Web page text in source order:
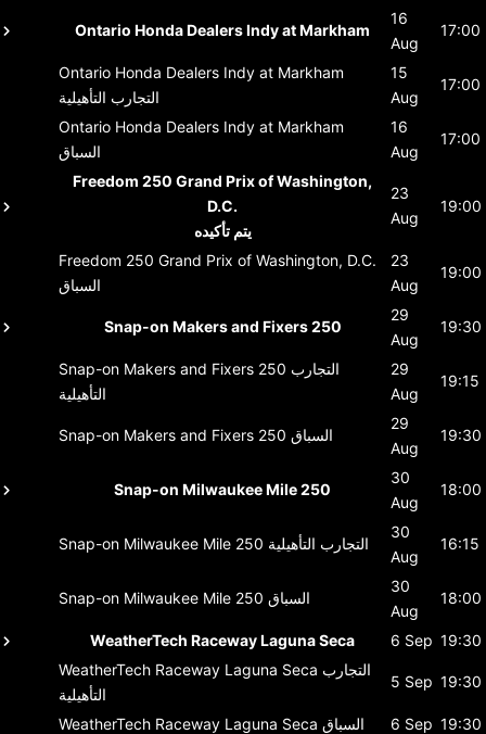
Ontario Honda Dealers Indy at Markham
16
Aug
17:00
Ontario Honda Dealers Indy at Markham
التجارب التأهيلية
15
Aug
17:00
Ontario Honda Dealers Indy at Markham
السباق
16
Aug
17:00
Freedom 250 Grand Prix of Washington,
D.C.
يتم تأكيده
23
Aug
19:00
Freedom 250 Grand Prix of Washington, D.C.
السباق
23
Aug
19:00
Snap-on Makers and Fixers 250
29
Aug
19:30
Snap-on Makers and Fixers 250 التجارب
التأهيلية
29
Aug
19:15
Snap-on Makers and Fixers 250 السباق
29
Aug
19:30
Snap-on Milwaukee Mile 250
30
Aug
18:00
Snap-on Milwaukee Mile 250 التجارب التأهيلية
30
Aug
16:15
Snap-on Milwaukee Mile 250 السباق
30
Aug
18:00
WeatherTech Raceway Laguna Seca 6 Sep 19:30
WeatherTech Raceway Laguna Seca التجارب
التأهيلية
5 Sep 19:30
WeatherTech Raceway Laguna Seca السباق 6 Sep 19:30